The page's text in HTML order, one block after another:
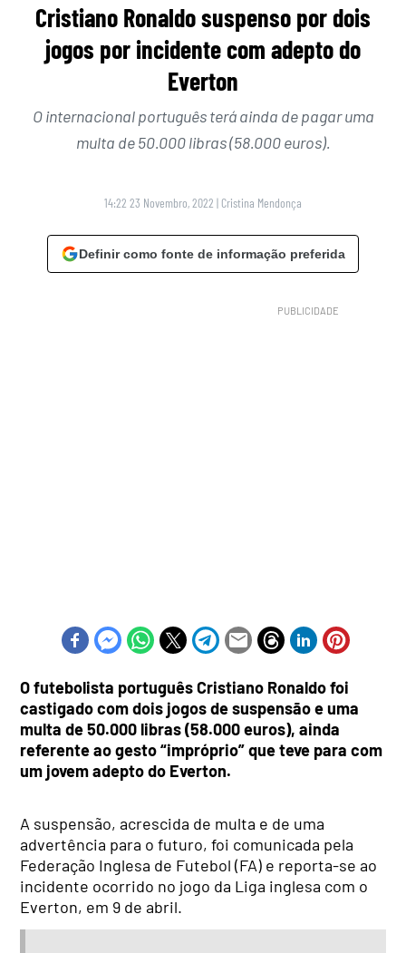
Cristiano Ronaldo suspenso por dois
jogos por incidente com adepto do
Everton
O internacional português terá ainda de pagar uma
multa de 50.000 libras (58.000 euros).
14:22 23 Novembro, 2022 | Cristina Mendonça
Definir como fonte de informação preferida
O futebolista português Cristiano Ronaldo foi
castigado com dois jogos de suspensão e uma
multa de 50.000 libras (58.000 euros), ainda
referente ao gesto “impróprio” que teve para com
um jovem adepto do Everton.
A suspensão, acrescida de multa e de uma
advertência para o futuro, foi comunicada pela
Federação Inglesa de Futebol (FA) e reporta-se ao
incidente ocorrido no jogo da Liga inglesa com o
Everton, em 9 de abril.